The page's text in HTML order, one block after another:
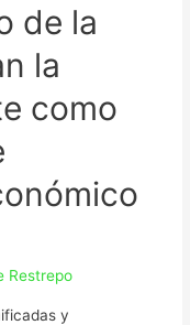
de la
la
como
Restrepo
y